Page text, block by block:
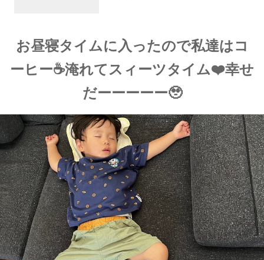
お昼寝タイムに入ったので私達はコ
ーヒー☕️淹れてスィーツタイム❤️幸せ
だーーーーー🥹